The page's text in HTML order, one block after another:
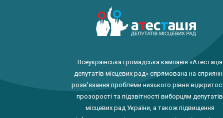
Всеукраїнська громадська кампанія «Атестація
депутатів місцевих рад» спрямована на
розв'язання проблеми низького рівня
прозорості та підзвітності виборцям депутатів
місцевих рад України, а також підвищення